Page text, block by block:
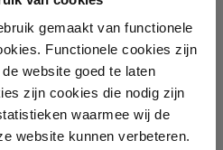
gemaakt van functionele
Functionele cookies zijn
website goed te laten
zijn cookies die nodig zijn
waarmee wij de
website kunnen verbeteren.
de programmaomgeving
uitgezonden, hoe groter
het product aan te
natuurlijk om. Zelfs in het
commercial